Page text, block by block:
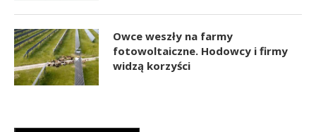
Owce weszły na farmy
fotowoltaiczne. Hodowcy i firmy
widzą korzyści